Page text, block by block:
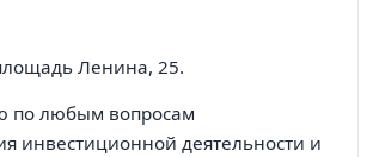
Ленина, 25.
по любым вопросам
инвестиционной деятельности и